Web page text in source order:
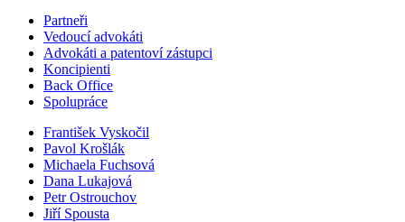
Partneři
Vedoucí advokáti
Advokáti a patentoví zástupci
Koncipienti
Back Office
Spolupráce
František Vyskočil
Pavol Krošlák
Michaela Fuchsová
Dana Lukajová
Petr Ostrouchov
Jiří Spousta